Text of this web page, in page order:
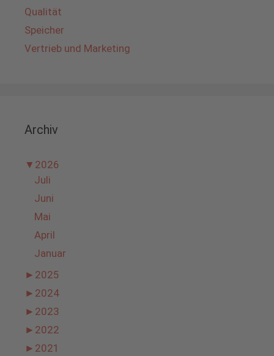
Qualität
Speicher
Vertrieb und Marketing
Archiv
▼ 2026
Juli
Juni
Mai
April
Januar
► 2025
► 2024
► 2023
► 2022
► 2021